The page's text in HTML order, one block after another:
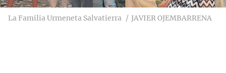
La Familia Urmeneta Salvatierra JAVIER OJEMBARRENA